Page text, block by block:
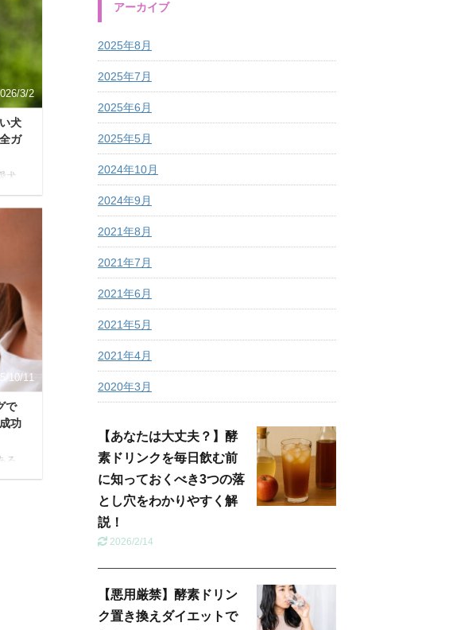
3/2
犬
ガ
犬
い
言
法
も愛
し
10/11
で
功
る
アーカイブ
2025年8月
2025年7月
2025年6月
2025年5月
2024年10月
2024年9月
2021年8月
2021年7月
2021年6月
2021年5月
2021年4月
2020年3月
【あなたは大丈夫？】酵
素ドリンクを毎日飲む前
に知っておくべき3つの落
とし穴をわかりやすく解
説！
2026/2/14
【悪用厳禁】酵素ドリン
ク置き換えダイエットで